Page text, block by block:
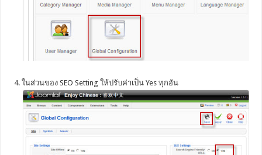
ในส่วนของ SEO Setting ให้ปรับค่าเป็น Yes ทุกอัน